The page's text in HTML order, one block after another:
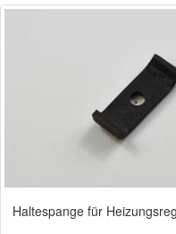
Haltespange für